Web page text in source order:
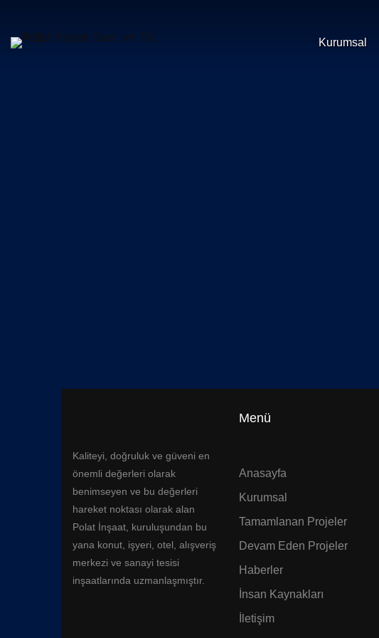
Kurumsal
Kaliteyi, doğruluk ve güveni en
önemli değerleri olarak
benimseyen ve bu değerleri
hareket noktası olarak alan
Polat İnşaat, kuruluşundan bu
yana konut, işyeri, otel, alışveriş
merkezi ve sanayi tesisi
inşaatlarında uzmanlaşmıştır.
Menü
Anasayfa
Kurumsal
Tamamlanan Projeler
Devam Eden Projeler
Haberler
İnsan Kaynakları
İletişim